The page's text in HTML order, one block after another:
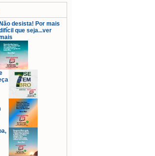
Não desista! Por mais
que seja...ver